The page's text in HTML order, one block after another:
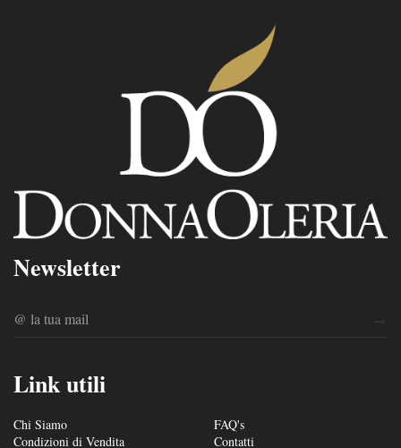
Newsletter
Link utili
Chi Siamo
Condizioni di Vendita
FAQ's
Contatti